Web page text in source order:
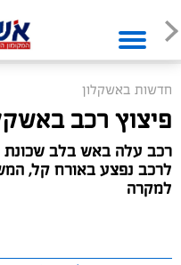
חדשות באשקלון
פיצוץ רכב
לרכב נפצע באורח קל,
למקרה